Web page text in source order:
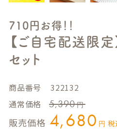
710円お得！！
【ご自宅配送限
セット
商品番号
322132
通常価格
5,390
販売価格 4,680 税